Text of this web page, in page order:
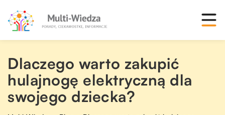
Dlaczego warto zakupić
hulajnogę elektryczną dla
swojego dziecka?